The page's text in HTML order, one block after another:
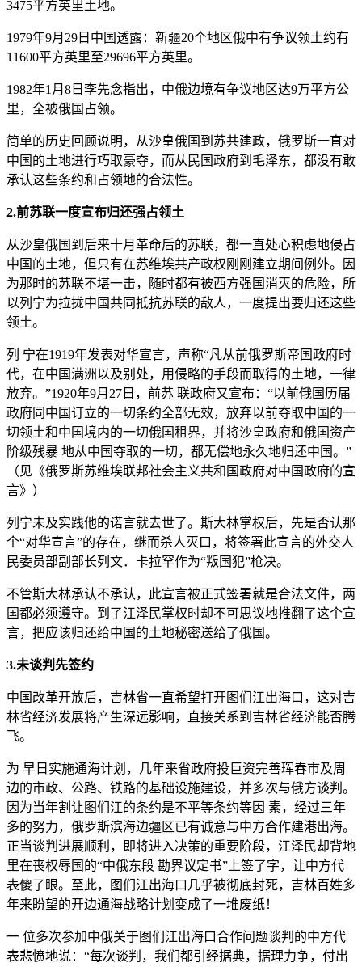
3475平方英里土地。
1979年9月29日中国透露：新疆20个地区俄中有争议领土约有
11600平方英里至29696平方英里。
1982年1月8日李先念指出，中俄边境有争议地区达9万平方公
里，全被俄国占领。
简单的历史回顾说明，从沙皇俄国到苏共建政，俄罗斯一直对
中国的土地进行巧取豪夺，而从民国政府到毛泽东，都没有敢
承认这些条约和占领地的合法性。
2.前苏联一度宣布归还强占领土
从沙皇俄国到后来十月革命后的苏联，都一直处心积虑地侵占
中国的土地，但只有在苏维埃共产政权刚刚建立期间例外。因
为那时的苏联不堪一击，随时都有被西方强国消灭的危险，所
以列宁为拉拢中国共同抵抗苏联的敌人，一度提出要归还这些
领土。
列 宁在1919年发表对华宣言，声称“凡从前俄罗斯帝国政府时
代，在中国满洲以及别处，用侵略的手段而取得的土地，一律
放弃。”1920年9月27日，前苏 联政府又宣布：“以前俄国历届
政府同中国订立的一切条约全部无效，放弃以前夺取中国的一
切领土和中国境内的一切俄国租界，并将沙皇政府和俄国资产
阶级残暴 地从中国夺取的一切，都无偿地永久地归还中国。”
（见《俄罗斯苏维埃联邦社会主义共和国政府对中国政府的宣
言》）
列宁未及实践他的诺言就去世了。斯大林掌权后，先是否认那
个“对华宣言”的存在，继而杀人灭口，将签署此宣言的外交人
民委员部副部长列文．卡拉罕作为“叛国犯”枪决。
不管斯大林承认不承认，此宣言被正式签署就是合法文件，两
国都必须遵守。到了江泽民掌权时却不可思议地推翻了这个宣
言，把应该归还给中国的土地秘密送给了俄国。
3.未谈判先签约
中国改革开放后，吉林省一直希望打开图们江出海口，这对吉
林省经济发展将产生深远影响，直接关系到吉林省经济能否腾
飞。
为 早日实施通海计划，几年来省政府投巨资完善珲春市及周
边的市政、公路、铁路的基础设施建设，并多次与俄方谈判。
因为当年割让图们江的条约是不平等条约等因 素，经过三年
多的努力，俄罗斯滨海边疆区已有诚意与中方合作建港出海。
正当谈判进展顺利，即将进入决策的重要阶段，江泽民却背地
里在丧权辱国的“中俄东段 勘界议定书”上签了字，让中方代
表傻了眼。至此，图们江出海口几乎被彻底封死，吉林百姓多
年来盼望的开边通海战略计划变成了一堆废纸！
一 位多次参加中俄关于图们江出海口合作问题谈判的中方代
表悲愤地说：“每次谈判，我们都引经据典，据理力争，付出